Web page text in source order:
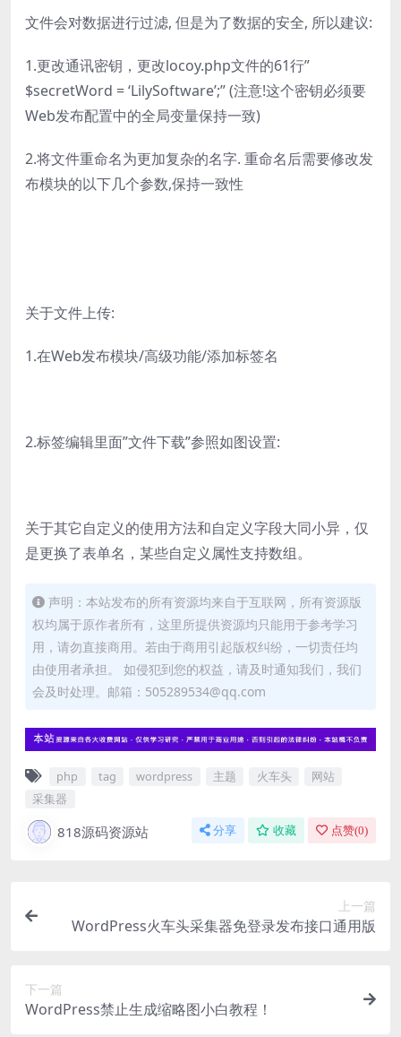
文件会对数据进行过滤, 但是为了数据的安全, 所以建议:
1.更改通讯密钥，更改locoy.php文件的61行”
$secretWord = ‘LilySoftware’;” (注意!这个密钥必须要
Web发布配置中的全局变量保持一致)
2.将文件重命名为更加复杂的名字. 重命名后需要修改发
布模块的以下几个参数,保持一致性
关于文件上传:
1.在Web发布模块/高级功能/添加标签名
2.标签编辑里面”文件下载”参照如图设置:
关于其它自定义的使用方法和自定义字段大同小异，仅
是更换了表单名，某些自定义属性支持数组。
声明：本站发布的所有资源均来自于互联网，所有资源版
权均属于原作者所有，这里所提供资源均只能用于参考学习
用，请勿直接商用。若由于商用引起版权纠纷，一切责任均
由使用者承担。 如侵犯到您的权益，请及时通知我们，我们
会及时处理。邮箱：505289534@qq.com
php tag wordpress 主题 火车头
网站
采集器
818源码资源站 分享 收藏 点赞(0)
上一篇
WordPress火车头采集器免登录发布接口通用版
下一篇
WordPress禁止生成缩略图小白教程！